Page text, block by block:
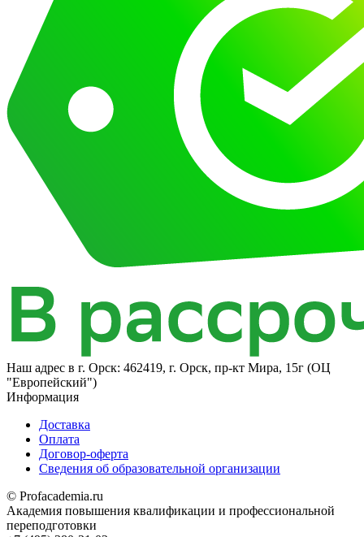
Наш адрес в г. Орск: 462419, г. Орск, пр-кт Мира, 15г (ОЦ
"Европейский")
Информация
Доставка
Оплата
Договор-оферта
Сведения об образовательной организации
© Profacademia.ru
Академия повышения квалификации и профессиональной
переподготовки